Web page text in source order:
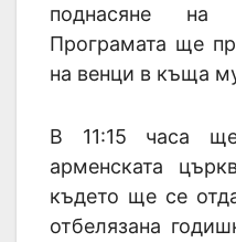
поднасяне
Програмата ще
на венци в къща
В 11:15 часа
арменската
където ще се
отбелязана